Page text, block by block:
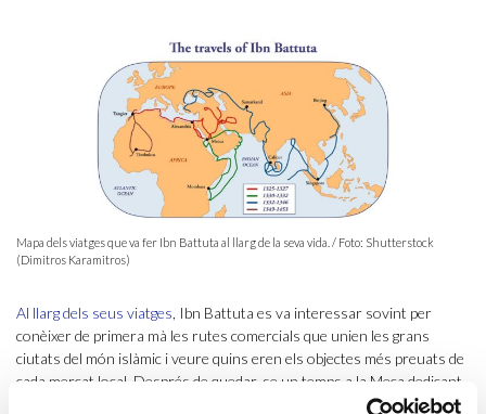
Mapa dels viatges que va fer Ibn Battuta al llarg de la seva vida. / Foto: Shutterstock
(Dimitros Karamitros)
Al llarg dels seus viatges, Ibn Battuta es va interessar sovint per
conèixer de primera mà les rutes comercials que unien les grans
ciutats del món islàmic i veure quins eren els objectes més preuats de
cada mercat local. Després de quedar-se un temps a la Meca dedicant-
se a l’estudi de l’Alcorà, va emprendre un nou viatge. Aquesta vegada,